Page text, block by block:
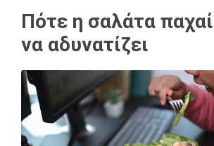
Πότε η σαλάτα
να αδυνατίζει